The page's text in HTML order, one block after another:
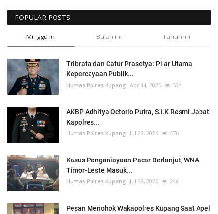
POPULAR POSTS
Minggu ini Bulan ini Tahun ini
Tribrata dan Catur Prasetya: Pilar Utama
Kepercayaan Publik...
Humas Polres Kupang Apr 14, 2025 534
AKBP Adhitya Octorio Putra, S.I.K Resmi Jabat
Kapolres...
Humas Polres Kupang Jul 29, 2026 476
Kasus Penganiayaan Pacar Berlanjut, WNA
Timor-Leste Masuk...
Humas Polres Kupang Jul 29, 2026 248
Pesan Menohok Wakapolres Kupang Saat Apel